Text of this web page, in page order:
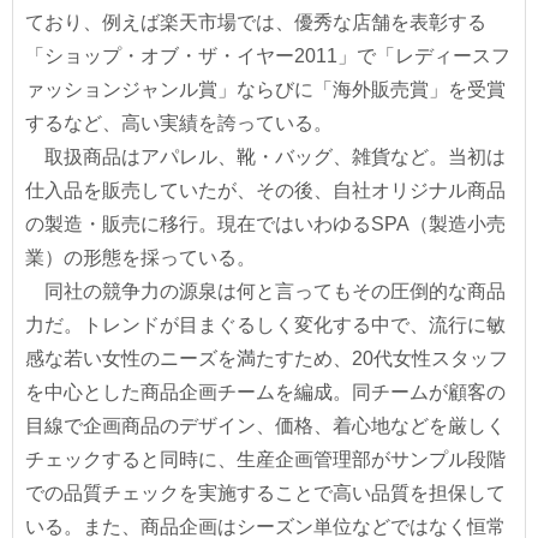
ており、例えば楽天市場では、優秀な店舗を表彰する
「ショップ・オブ・ザ・イヤー2011」で「レディースフ
ァッションジャンル賞」ならびに「海外販売賞」を受賞
するなど、高い実績を誇っている。
取扱商品はアパレル、靴・バッグ、雑貨など。当初は
仕入品を販売していたが、その後、自社オリジナル商品
の製造・販売に移行。現在ではいわゆるSPA（製造小売
業）の形態を採っている。
同社の競争力の源泉は何と言ってもその圧倒的な商品
力だ。トレンドが目まぐるしく変化する中で、流行に敏
感な若い女性のニーズを満たすため、20代女性スタッフ
を中心とした商品企画チームを編成。同チームが顧客の
目線で企画商品のデザイン、価格、着心地などを厳しく
チェックすると同時に、生産企画管理部がサンプル段階
での品質チェックを実施することで高い品質を担保して
いる。また、商品企画はシーズン単位などではなく恒常